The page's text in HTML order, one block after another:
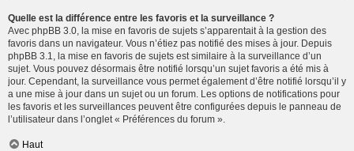
Quelle est la différence entre les favoris et la surveillance ?
Avec phpBB 3.0, la mise en favoris de sujets s’apparentait à la gestion des
favoris dans un navigateur. Vous n’étiez pas notifié des mises à jour. Depuis
phpBB 3.1, la mise en favoris de sujets est similaire à la surveillance d’un
sujet. Vous pouvez désormais être notifié lorsqu’un sujet favoris a été mis à
jour. Cependant, la surveillance vous permet également d’être notifié lorsqu’il y
a une mise à jour dans un sujet ou un forum. Les options de notifications pour
les favoris et les surveillances peuvent être configurées depuis le panneau de
l’utilisateur dans l’onglet « Préférences du forum ».
Haut